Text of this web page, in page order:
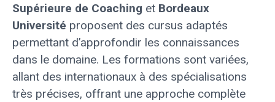
Supérieure de Coaching et Bordeaux
Université proposent des cursus adaptés
permettant d’approfondir les connaissances
dans le domaine. Les formations sont variées,
allant des internationaux à des spécialisations
très précises, offrant une approche complète